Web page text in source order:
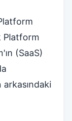
Platform
(SaaS)